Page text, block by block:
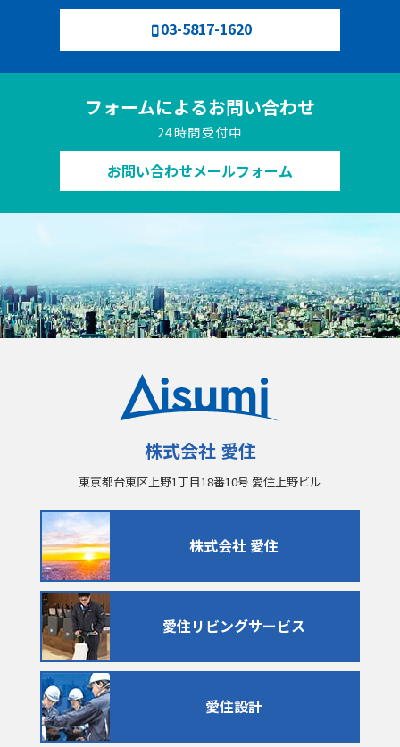
03-5817-1620
フォームによるお問い合わせ
24時間受付中
お問い合わせメールフォーム
株式会社 愛住
東京都台東区上野1丁目18番10号 愛住上野ビル
株式会社 愛住
愛住リビングサービス
愛住設計